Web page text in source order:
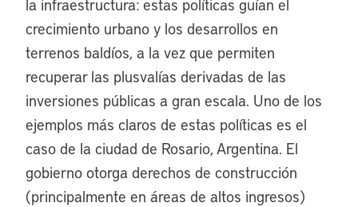
la infraestructura: estas políticas guían el
crecimiento urbano y los desarrollos en
terrenos baldíos, a la vez que permiten
recuperar las plusvalías derivadas de las
inversiones públicas a gran escala. Uno de los
ejemplos más claros de estas políticas es el
caso de la ciudad de Rosario, Argentina. El
gobierno otorga derechos de construcción
(principalmente en áreas de altos ingresos)